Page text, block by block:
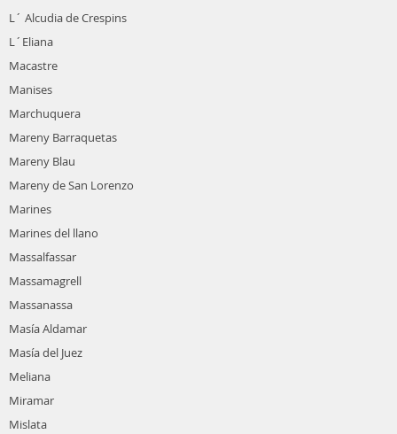
L´ Alcudia de Crespins
L´Eliana
Macastre
Manises
Marchuquera
Mareny Barraquetas
Mareny Blau
Mareny de San Lorenzo
Marines
Marines del llano
Massalfassar
Massamagrell
Massanassa
Masía Aldamar
Masía del Juez
Meliana
Miramar
Mislata